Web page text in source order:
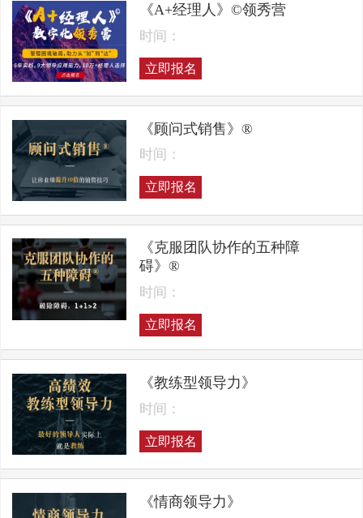
《A+经理人》©领秀营
时间：
立即报名
《顾问式销售》®
时间：
立即报名
《克服团队协作的五种障
碍》®
时间：
立即报名
《教练型领导力》
时间：
立即报名
《情商领导力》